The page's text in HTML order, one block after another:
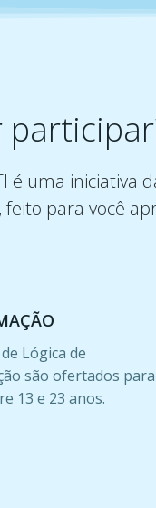
é uma iniciativa
feito para você
Lógica de
são ofertados para
13 e 23 anos.